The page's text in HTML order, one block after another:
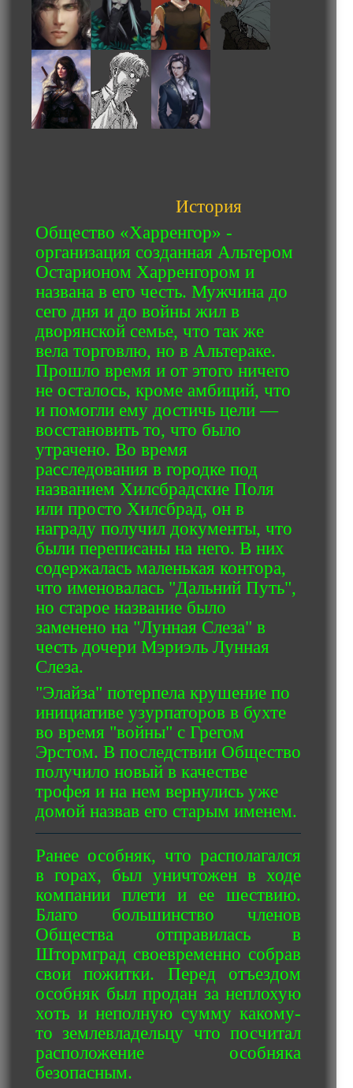
История
Общество «Харренгор» -
организация созданная Альтером
Остарионом Харренгором и
названа в его честь. Мужчина до
сего дня и до войны жил в
дворянской семье, что так же
вела торговлю, но в Альтераке.
Прошло время и от этого ничего
не осталось, кроме амбиций, что
и помогли ему достичь цели —
восстановить то, что было
утрачено. Во время
расследования в городке под
названием Хилсбрадские Поля
или просто Хилсбрад, он в
награду получил документы, что
были переписаны на него. В них
содержалась маленькая контора,
что именовалась "Дальний Путь",
но старое название было
заменено на "Лунная Слеза" в
честь дочери Мэриэль Лунная
Слеза.
"Элайза" потерпела крушение по
инициативе узурпаторов в бухте
во время "войны" с Грегом
Эрстом. В последствии Общество
получило новый в качестве
трофея и на нем вернулись уже
домой назвав его старым именем.
Ранее особняк, что располагался
в горах, был уничтожен в ходе
компании плети и ее шествию.
Благо большинство членов
Общества отправилась в
Штормград своевременно собрав
свои пожитки. Перед отъездом
особняк был продан за неплохую
хоть и неполную сумму какому-
то землевладельцу что посчитал
расположение особняка
безопасным.